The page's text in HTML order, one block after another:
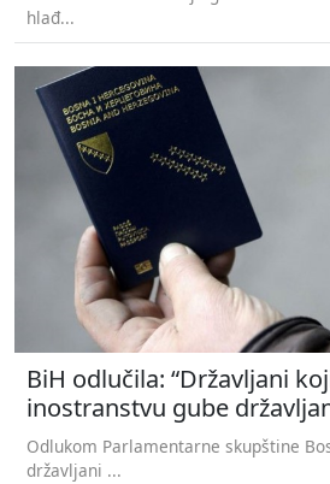
hlađ...
BiH odlučila: “Državljani
inostranstvu gube
Odlukom Parlamentarne skupštine
državljani ...